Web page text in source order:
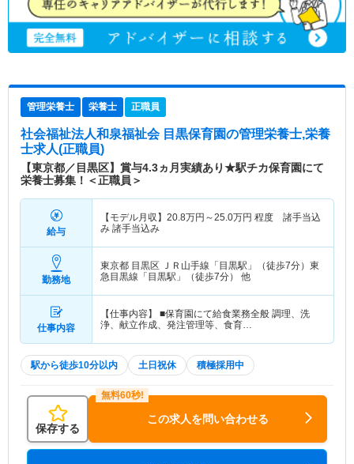
管理栄養士 栄養士 正職員
社会福祉法人和泉福祉会 目黒保育園の管理栄養士,栄養
士求人(正職員)
【東京都／目黒区】賞与4.3ヵ月実績あり★駅チカ保育園にて
栄養士募集！＜正職員＞
給与
【モデル月収】 20.8万円～25.0万円 程度 諸手当込
み 諸手当込み
勤務地
東京都 目黒区 ＪＲ山手線「目黒駅」（徒歩7分）東
急目黒線「目黒駅」（徒歩7分） 他
仕事内容
【仕事内容】 ■保育園にて給食業務全般 調理、洗
浄、献立作成、発注管理等、食育…
駅から徒歩10分以内 土日祝休 積極採用中
保存する
この求人を問い合わせる